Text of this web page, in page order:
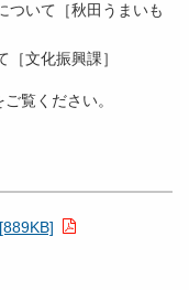
ついて［秋田うまいも
文化振興課］
覧ください。